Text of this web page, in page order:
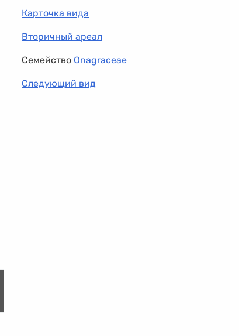
Карточка вида
Вторичный ареал
Семейство Onagraceae
Следующий вид